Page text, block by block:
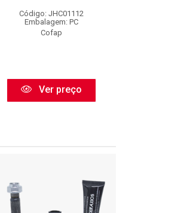
Código: JHC01112
Embalagem: PC
Cofap
Ver preço